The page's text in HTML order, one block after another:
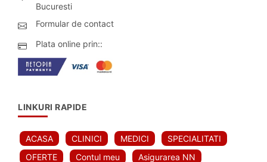
Bucuresti
Formular de contact
Plata online prin::
LINKURI RAPIDE
ACASA CLINICI MEDICI
SPECIALITATI
OFERTE
Contul meu
Asigurarea NN